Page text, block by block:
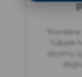
Yüksek
ölçümü